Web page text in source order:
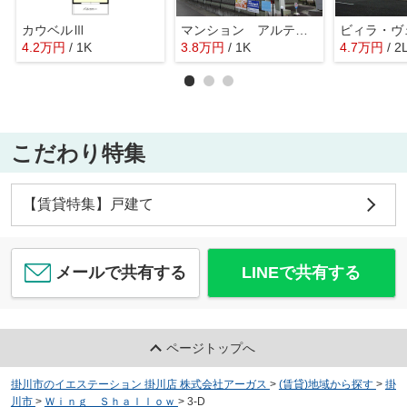
カウベルⅢ
4.2万円 / 1K
マンション アルティア
3.8万円 / 1K
ビィラ・
4.7万円 /
こだわり特集
【賃貸特集】戸建て
メールで共有する LINEで共有する
ページトップへ
掛川市のイエステーション 掛川店 株式会社アーガス > (賃貸)地域から探す > 掛
川市 > Ｗｉｎｇ Ｓｈａｌｌｏｗ > 3-D